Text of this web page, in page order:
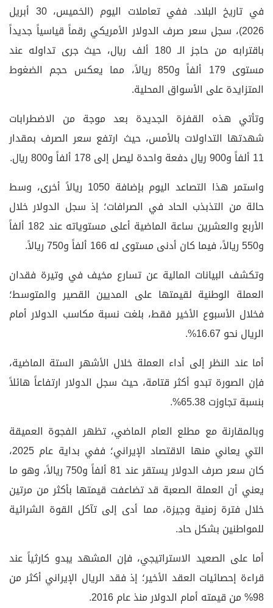
في تاريخ البلاد. ففي تعاملات اليوم (الخميس، 30 أبريل
2026)، سجل سعر صرف الدولار الأمريكي رقماً قياسياً جديداً
باقترابه من حاجز الـ 180 ألف ريال، حيث جرى تداوله عند
مستوى 179 ألفاً و850 ريالاً، مما يعكس حجم الضغوط
المتزايدة على الأسواق المحلية.
وتأتي هذه القفزة الجديدة بعد موجة من الاضطرابات
شهدتها التداولات بالأمس، حيث ارتفع سعر الصرف بمقدار
11 ألفاً و900 ريال دفعة واحدة ليصل إلى 178 ألفاً و800 ريال.
واستمر هذا التصاعد اليوم بإضافة 1050 ريالاً أخرى، وسط
حالة من التذبذب الحاد في الصرافات؛ إذ سجل الدولار خلال
الأربع والعشرين ساعة الماضية أعلى مستوياته عند 182 ألفاً
و550 ريالاً، فيما كان أدنى مستوى له 166 ألفاً و750 ريالاً.
وتكشف البيانات المالية عن تسارع مخيف في وتيرة فقدان
العملة الوطنية لقيمتها على المديين القصير والمتوسط؛
فخلال الأسبوع الأخير فقط، بلغت نسبة مكاسب الدولار أمام
الريال نحو 16.67%.
أما عند النظر إلى أداء العملة خلال الأشهر الستة الماضية،
فإن الصورة تبدو أكثر قتامة، حيث سجل الدولار ارتفاعاً هائلاً
بنسبة تجاوزت 65.38%.
وبالمقارنة مع مطلع العام الماضي، تظهر الفجوة العميقة
التي يعاني منها الاقتصاد الإيراني؛ ففي بداية عام 2025،
كان سعر صرف الدولار يستقر عند 81 ألفاً و750 ريالاً، وهو ما
يعني أن العملة الصعبة قد تضاعفت قيمتها بأكثر من مرتين
خلال فترة زمنية وجيزة، مما أدى إلى تآكل القوة الشرائية
للمواطنين بشكل حاد.
أما على الصعيد الاستراتيجي، فإن المشهد يبدو كارثياً عند
قراءة إحصائيات العقد الأخير؛ إذ فقد الريال الإيراني أكثر من
98% من قيمته أمام الدولار منذ عام 2016.